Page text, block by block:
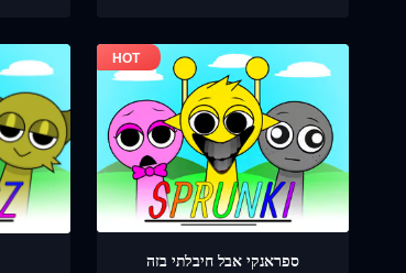
ספראנקי אבל חיבלתי בזה